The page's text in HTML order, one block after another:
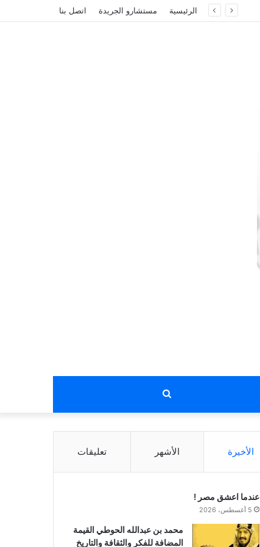
الرئيسية مستشارو الجريدة اتصل بنا
بحث
عن
الأخيرة الأشهر تعليقات
عندما اعشق مصر !
5 أغسطس، 2026
محمد بن عبدالله الحوطي القيمة
المضافة للفكر والثقافة والتاريخ